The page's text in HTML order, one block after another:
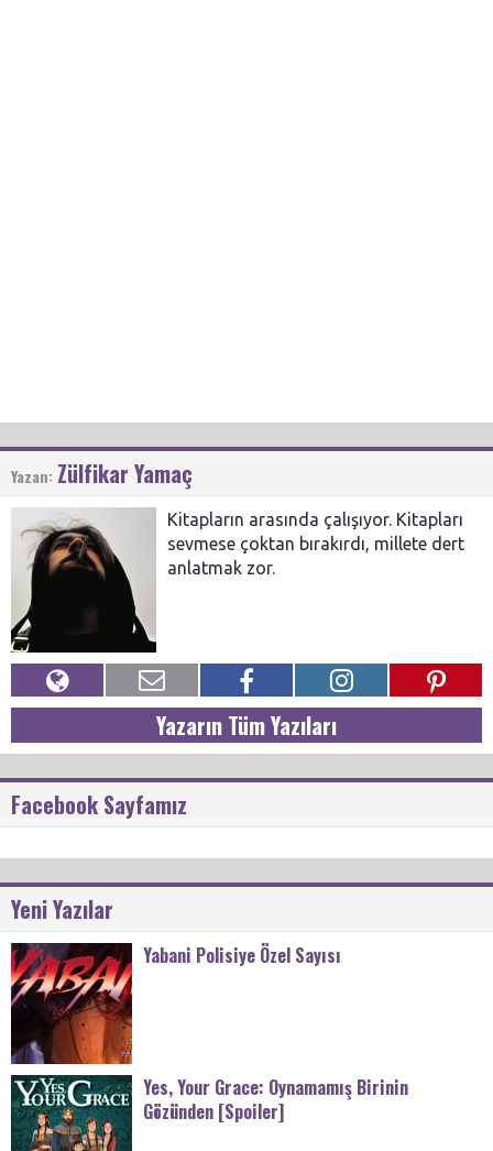
Yazan: Zülfikar Yamaç
Kitapların arasında çalışıyor. Kitapları
sevmese çoktan bırakırdı, millete dert
anlatmak zor.
Yazarın Tüm Yazıları
Facebook Sayfamız
Yeni Yazılar
Yabani Polisiye Özel Sayısı
Yes, Your Grace: Oynamamış Birinin
Gözünden [Spoiler]